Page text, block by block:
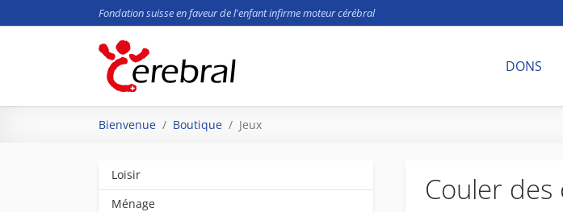
Fondation suisse en faveur de l'enfant infirme moteur cérébral
DONS
Bienvenue Boutique Jeux
Loisir
Ménage
Couler des